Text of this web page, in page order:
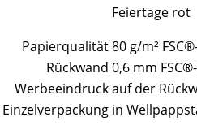
Feiertage rot
Papierqualität80 g/m²
Rückwand 0,6 mm
Werbeeindruckauf der
Einzelverpackung in